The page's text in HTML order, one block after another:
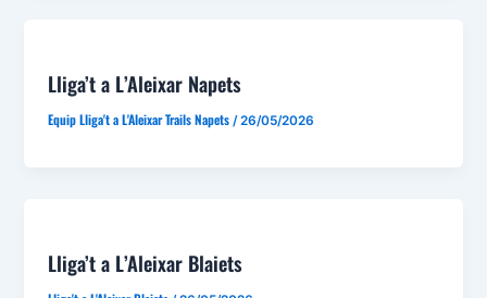
Lliga’t a L’Aleixar Napets
Equip Lliga't a L'Aleixar Trails Napets /26/05/2026
Lliga’t a L’Aleixar Blaiets